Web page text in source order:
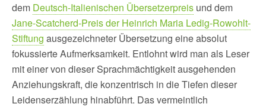
dem Deutsch-Italienischen Übersetzerpreis und dem
Jane-Scatcherd-Preis der Heinrich Maria Ledig-Rowohlt-
Stiftung ausgezeichneter Übersetzung eine absolut
fokussierte Aufmerksamkeit. Entlohnt wird man als Leser
mit einer von dieser Sprachmächtigkeit ausgehenden
Anziehungskraft, die konzentrisch in die Tiefen dieser
Leidenserzählung hinabführt. Das vermeintlich